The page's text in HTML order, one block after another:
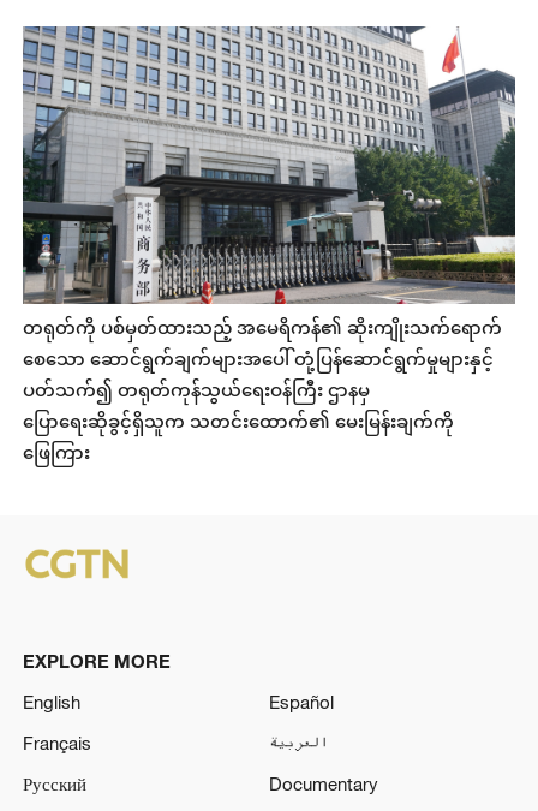
တရုတ်ကို ပစ်မှတ်ထားသည့် အမေရိကန်၏ ဆိုးကျိုးသက်ရောက်
စေသော ဆောင်ရွက်ချက်များအပေါ် တုံ့ပြန်ဆောင်ရွက်မှုများနှင့်
ပတ်သက်၍ တရုတ်ကုန်သွယ်ရေးဝန်ကြီး ဌာနမှ
ပြောရေးဆိုခွင့်ရှိသူက သတင်းထောက်၏ မေးမြန်းချက်ကို
ဖြေကြား
EXPLORE MORE
English
Español
Français
العربية
Русский
Documentary